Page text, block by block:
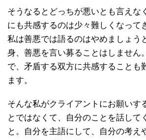
そうなるとどっちが悪いとも言えな
にも共感するのは少々難しくなって
私は善悪では語るのはやめましょう
身、善悪を言い募ることはしません
で、矛盾する双方に共感することも
ます。
そんな私がクライアントにお願いす
とではなくて、自分のことを話して
と。自分を主語にして、自分の考え